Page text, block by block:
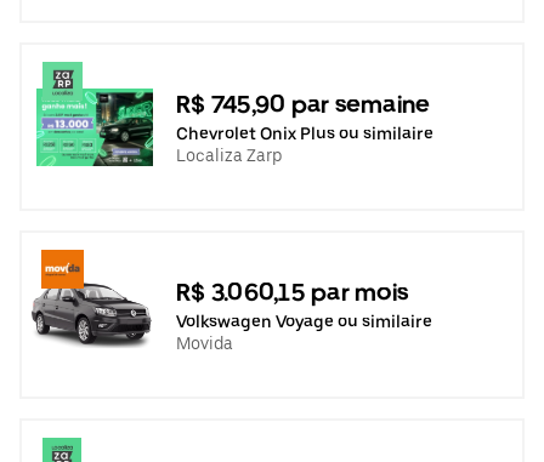
R$ 745,90 par semaine
Chevrolet Onix Plus ou similaire
Localiza Zarp
R$ 3.060,15 par mois
Volkswagen Voyage ou similaire
Movida